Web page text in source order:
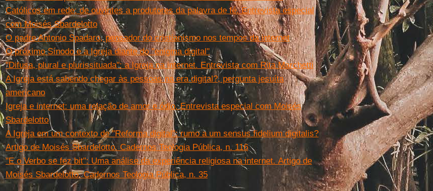
Católicos em rede: de ouvintes a produtores da palavra de fé. Entrevista especial
com Moisés Sbardelotto
O padre Antonio Spadaro, pensador do cristianismo nos tempos da internet
O próximo Sínodo e a Igreja diante do "enigma digital"
''Difusa, plural e plurissituada'': a Igreja na internet. Entrevista com Rita Marchetti
A Igreja está sabendo chegar às pessoas na era digital?, pergunta jesuíta
americano
Igreja e internet: uma relação de amor e ódio. Entrevista especial com Moisés
Sbardelotto
A Igreja em um contexto de "Reforma digital": rumo a um sensus fidelium digitalis?
Artigo de Moisés Sbardelotto. Cadernos Teologia Pública, n. 116
"E o Verbo se fez bit": Uma análise da experiência religiosa na internet. Artigo de
Moisés Sbardelotto. Cadernos Teologia Pública, n. 35